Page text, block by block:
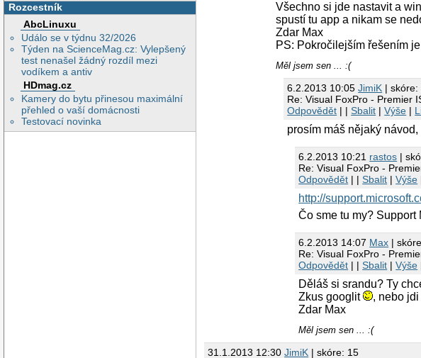
Rozcestník
AbcLinuxu
Událo se v týdnu 32/2026
Týden na ScienceMag.cz: Vylepšený
test nenašel žádný rozdíl mezi
vodíkem a antiv
HDmag.cz
Kamery do bytu přinesou maximální
přehled o vaší domácnosti
Testovací novinka
Všechno si jde nastavit a
spustí tu app a nikam se
Zdar Max
PS: Pokročilejším řešením
Měl jsem sen ... :(
6.2.2013 10:05JimiK | skóre:
Re: Visual FoxPro - Premier
Odpovědět | |Sbalit |Výše |
prosím máš nějaký
6.2.2013 10:21 rastos |
Re: Visual FoxPro -
Odpovědět | |Sbalit |Výše
http://
Čo sme tu my? Support
6.2.2013 14:07 Max |
Re: Visual FoxPro -
Odpovědět | |Sbalit |Výše
Děláš si srandu? Ty
Zkus googlit
, nebo
Zdar Max
Měl jsem sen ... :(
31.1.2013 12:30JimiK | skóre: 15